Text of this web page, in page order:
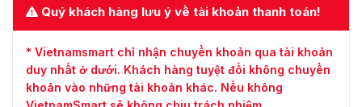
PD-140N nằm trong danh mục máy rà kim loạiđang được
công ty chúng tôi xúc tiến thương mại để tung ra thị
trường với giá rẻ nhất. Cùng với đó là chính sách bảo
hành 12 tháng, hỗ trợ 1 đổi 1 nếu sản phẩm gặp lỗi từ
nhà sản xuất.
Quý khách hàng lưu ý về tài khoản thanh toán!
* Vietnamsmart chỉ nhận chuyển khoản qua tài khoản
duy nhất ở dưới. Khách hàng tuyệt đối không chuyển
khoản vào những tài khoản khác. Nếu không